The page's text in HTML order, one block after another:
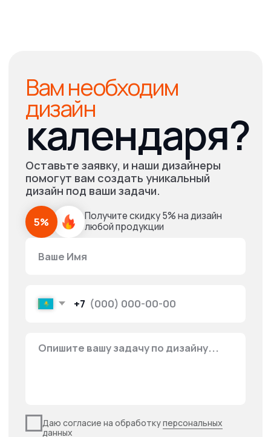
Не нашли ответ
Свяжитесь с нами, и мы с
удовольствием вам поможем!